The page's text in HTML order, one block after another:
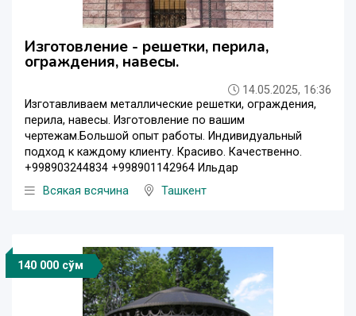
Изготовление - решетки, перила,
ограждения, навесы.
14.05.2025, 16:36
Изготавливаем металлические решетки, ограждения,
перила, навесы. Изготовление по вашим
чертежам.Большой опыт работы. Индивидуальный
подход к каждому клиенту. Красиво. Качественно.
+998903244834 +998901142964 Ильдар
Всякая всячина
Ташкент
140 000 сўм